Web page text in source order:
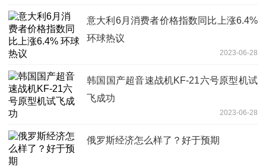
意大利6月消费者价格指数同比上涨6.4%
环球热议
2023-06-28
韩国国产超音速战机KF-21六号原型机试
飞成功
2023-06-28
俄罗斯经济怎么样了？好于预期